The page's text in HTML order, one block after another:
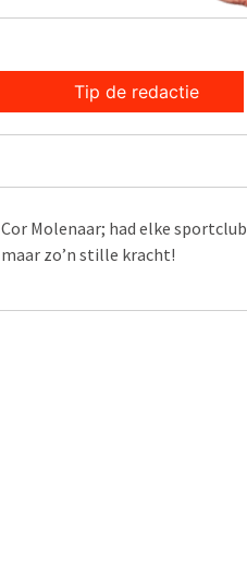
Tip de redactie
Cor Molenaar; had elke sportclub
maar zo’n stille kracht!